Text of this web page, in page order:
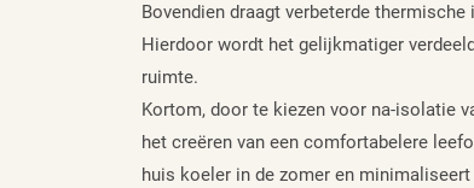
Bovendien draagt verbeterde
Hierdoor wordt het gelijkmatiger
ruimte.
Kortom, door te kiezen voor na-isolatie
het creëren van een comfortabelere
huis koeler in de zomer en